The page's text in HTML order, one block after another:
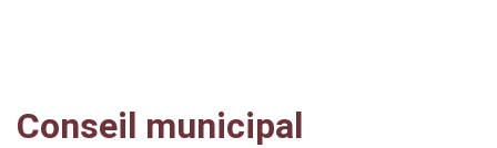
Conseil municipal